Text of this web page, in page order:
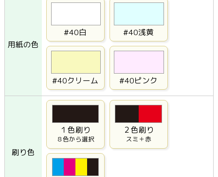
用紙の色
#40白 #40浅黄
#40クリーム #40ピンク
刷り色
１色刷り
８色から選択
２色刷り
スミ＋赤